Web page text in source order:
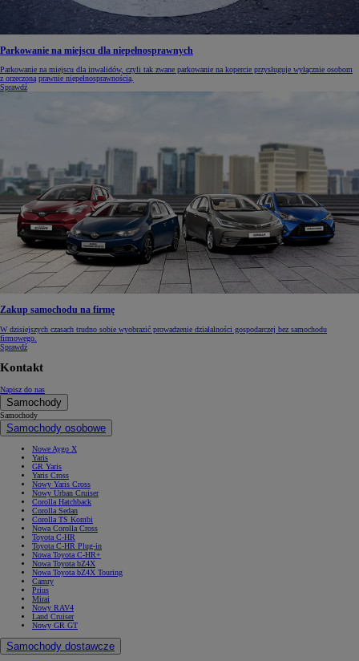
Parkowanie na miejscu dla niepełnosprawnych
Parkowanie na miejscu dla inwalidów, czyli tak zwane parkowanie na kopercie przysługuje wyłącznie osobom
z orzeczoną prawnie niepełnosprawnością.
Sprawdź
Zakup samochodu na firmę
W dzisiejszych czasach trudno sobie wyobrazić prowadzenie działalności gospodarczej bez samochodu
firmowego.
Sprawdź
Kontakt
Napisz do nas
Samochody
Samochody
Samochody osobowe
Nowe Aygo X
Yaris
GR Yaris
Yaris Cross
Nowy Yaris Cross
Nowy Urban Cruiser
Corolla Hatchback
Corolla Sedan
Corolla TS Kombi
Nowa Corolla Cross
Toyota C-HR
Toyota C-HR Plug-in
Nowa Toyota C-HR+
Nowa Toyota bZ4X
Nowa Toyota bZ4X Touring
Camry
Prius
Mirai
Nowy RAV4
Land Cruiser
Nowy GR GT
Samochody dostawcze